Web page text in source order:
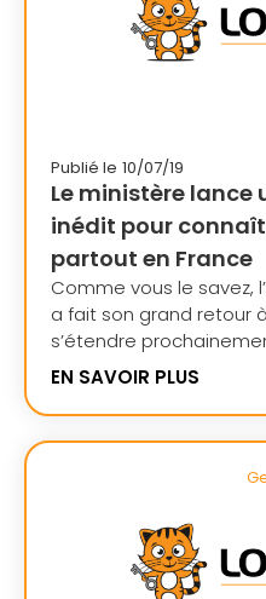
Publié le 10/07/19
Le ministère
inédit pour
partout en France
Comme vous le savez,
a fait son grand retour
s’étendre
EN SAVOIR PLUS